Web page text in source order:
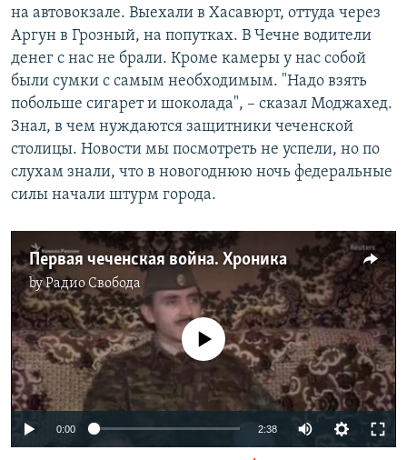
на автовокзале. Выехали в Хасавюрт, оттуда через
Аргун в Грозный, на попутках. В Чечне водители
денег с нас не брали. Кроме камеры у нас собой
были сумки с самым необходимым. "Надо взять
побольше сигарет и шоколада", – сказал Моджахед.
Знал, в чем нуждаются защитники чеченской
столицы. Новости мы посмотреть не успели, но по
слухам знали, что в новогоднюю ночь федеральные
силы начали штурм города.
Первая чеченская война. Хроника
byРадио Свобода
No media source currently available
0:00 2:38